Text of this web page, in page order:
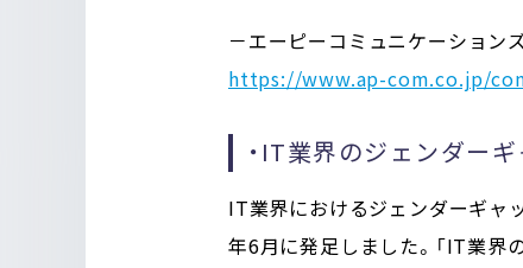
－エーピーコミュニケーション
https://www.ap-com.co.jp/
・IT業界のジェンダー
IT業界におけるジェンダーギャ
年6月に発足しました。「IT業界